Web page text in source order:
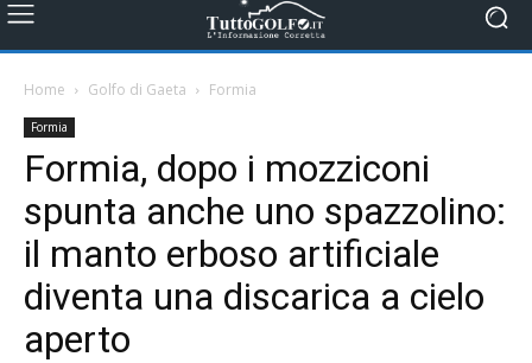
Home Golfo di Gaeta Formia
Formia
Formia, dopo i mozziconi
spunta anche uno spazzolino:
il manto erboso artificiale
diventa una discarica a cielo
aperto